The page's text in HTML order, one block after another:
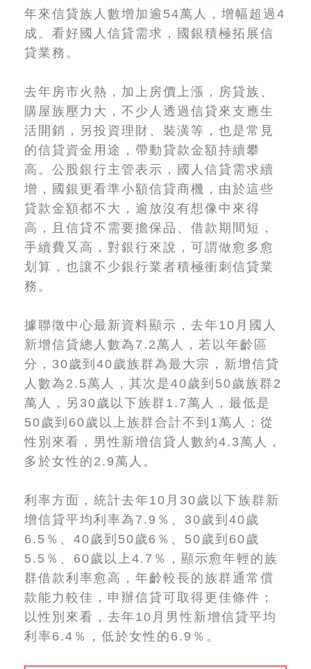
年來信貸族人數增加逾54萬人，增幅超過4
成。看好國人信貸需求，國銀積極拓展信
貸業務。
去年房市火熱，加上房價上漲，房貸族、
購屋族壓力大，不少人透過信貸來支應生
活開銷，另投資理財、裝潢等，也是常見
的信貸資金用途，帶動貸款金額持續攀
高。公股銀行主管表示，國人信貸需求續
增，國銀更看準小額信貸商機，由於這些
貸款金額都不大，逾放沒有想像中來得
高，且信貸不需要擔保品、借款期間短，
手續費又高，對銀行來說，可謂做愈多愈
划算，也讓不少銀行業者積極衝刺信貸業
務。
據聯徵中心最新資料顯示，去年10月國人
新增信貸總人數為7.2萬人，若以年齡區
分，30歲到40歲族群為最大宗，新增信貸
人數為2.5萬人，其次是40歲到50歲族群2
萬人，另30歲以下族群1.7萬人，最低是
50歲到60歲以上族群合計不到1萬人；從
性別來看，男性新增信貸人數約4.3萬人，
多於女性的2.9萬人。
利率方面，統計去年10月30歲以下族群新
增信貸平均利率為7.9％、30歲到40歲
6.5％、40歲到50歲6％、50歲到60歲
5.5％、60歲以上4.7％，顯示愈年輕的族
群借款利率愈高，年齡較長的族群通常償
款能力較佳，申辦信貸可取得更佳條件；
以性別來看，去年10月男性新增信貸平均
利率6.4％，低於女性的6.9％。